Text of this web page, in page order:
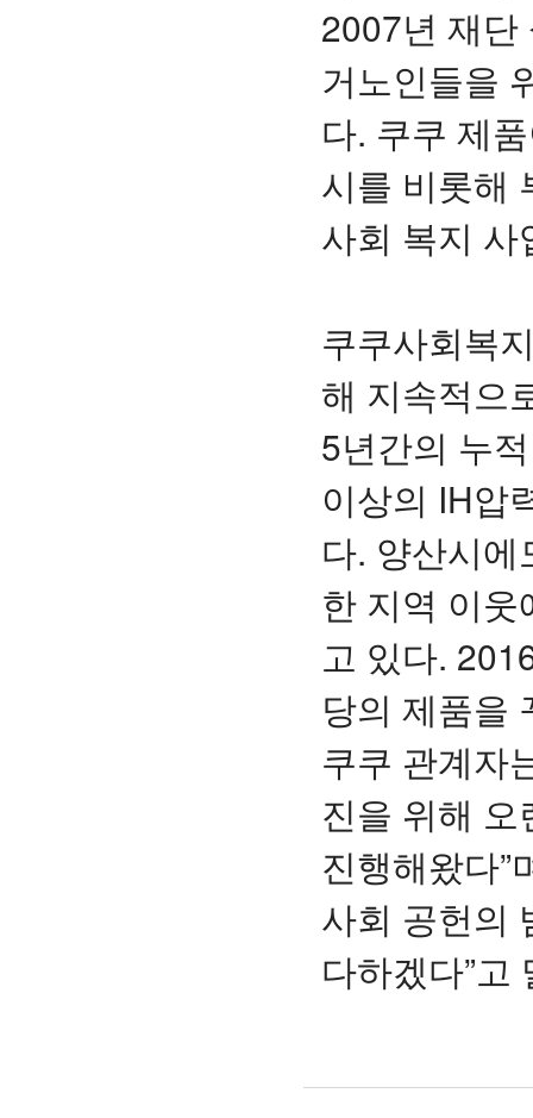
2007년 재단
거노인들을
다. 쿠쿠 제
시를 비롯해
사회 복지
쿠쿠사회복
해 지속적으
5년간의 누
이상의 IH압
다. 양산시
한 지역 이
고 있다.
당의 제품을
쿠쿠 관계자
진을 위해
진행해왔다”
사회 공헌의
다하겠다”고